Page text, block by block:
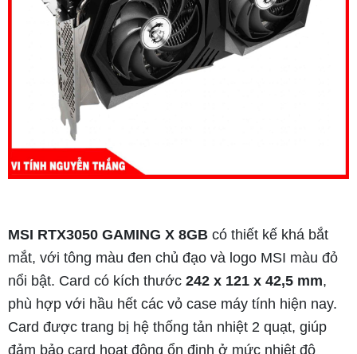
MSI RTX3050 GAMING X 8GB có thiết kế khá bắt
mắt, với tông màu đen chủ đạo và logo MSI màu đỏ
nổi bật. Card có kích thước 242 x 121 x 42,5 mm,
phù hợp với hầu hết các vỏ case máy tính hiện nay.
Card được trang bị hệ thống tản nhiệt 2 quạt, giúp
đảm bảo card hoạt động ổn định ở mức nhiệt độ